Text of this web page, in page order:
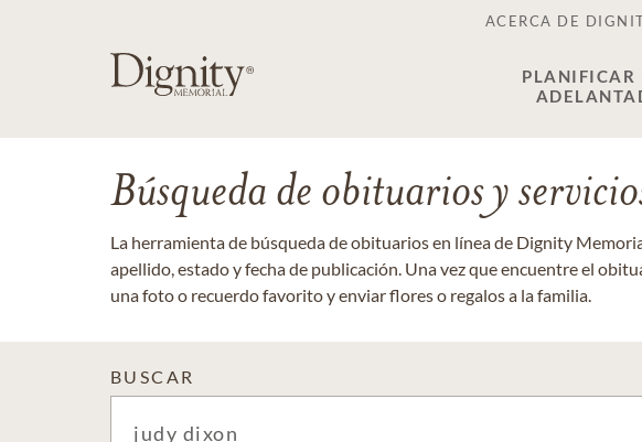
ACERCA DE
PLANIFICAR
Búsqueda de obituarios y
La herramienta de búsqueda de obituarios en línea de Dignity
apellido, estado y fecha de publicación. Una vez que encuentre el
una foto o recuerdo favorito y enviar flores o regalos a la familia.
BUSCAR